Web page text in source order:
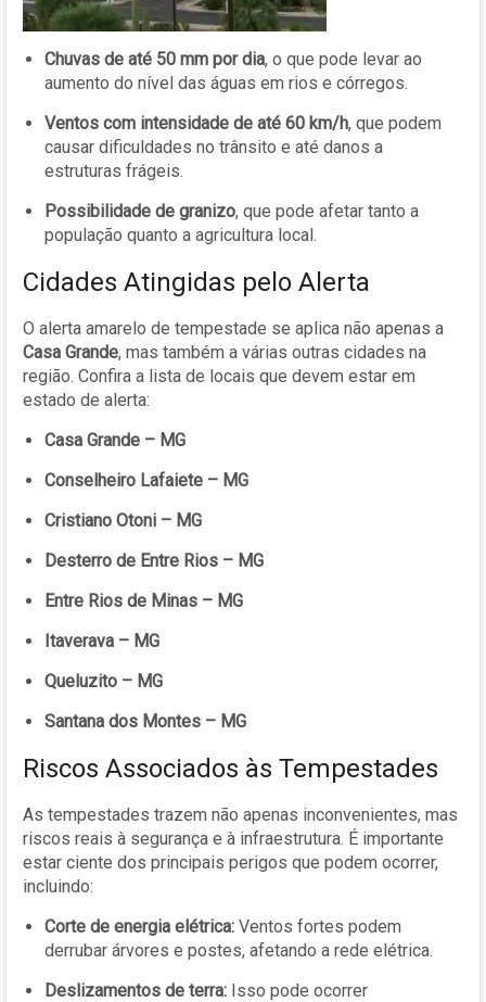
Chuvas de até 50 mm por dia, o que pode levar ao
aumento do nível das águas em rios e córregos.
Ventos com intensidade de até 60 km/h, que podem
causar dificuldades no trânsito e até danos a
estruturas frágeis.
Possibilidade de granizo, que pode afetar tanto a
população quanto a agricultura local.
Cidades Atingidas pelo Alerta
O alerta amarelo de tempestade se aplica não apenas a
Casa Grande, mas também a várias outras cidades na
região. Confira a lista de locais que devem estar em
estado de alerta:
Casa Grande – MG
Conselheiro Lafaiete – MG
Cristiano Otoni – MG
Desterro de Entre Rios – MG
Entre Rios de Minas – MG
Itaverava – MG
Queluzito – MG
Santana dos Montes – MG
Riscos Associados às Tempestades
As tempestades trazem não apenas inconvenientes, mas
riscos reais à segurança e à infraestrutura. É importante
estar ciente dos principais perigos que podem ocorrer,
incluindo:
Corte de energia elétrica: Ventos fortes podem
derrubar árvores e postes, afetando a rede elétrica.
Deslizamentos de terra: Isso pode ocorrer